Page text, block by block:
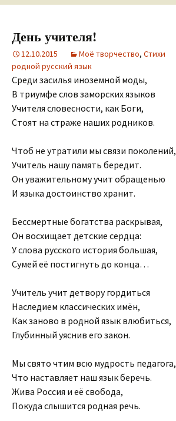
День учителя!
12.10.2015 Моё творчество, Стихи
родной русский язык
Среди засилья иноземной моды,
В триумфе слов заморских языков
Учителя словесности, как Боги,
Стоят на страже наших родников.
Чтоб не утратили мы связи поколений,
Учитель нашу память бередит.
Он уважительному учит обращенью
И языка достоинство хранит.
Бессмертные богатства раскрывая,
Он восхищает детские сердца:
У слова русского история большая,
Сумей её постигнуть до конца…
Учитель учит детвору гордиться
Наследием классических имён,
Как заново в родной язык влюбиться,
Глубинный уяснив его закон.
Мы свято чтим всю мудрость педагога,
Что наставляет наш язык беречь.
Жива Россия и её свобода,
Покуда слышится родная речь.